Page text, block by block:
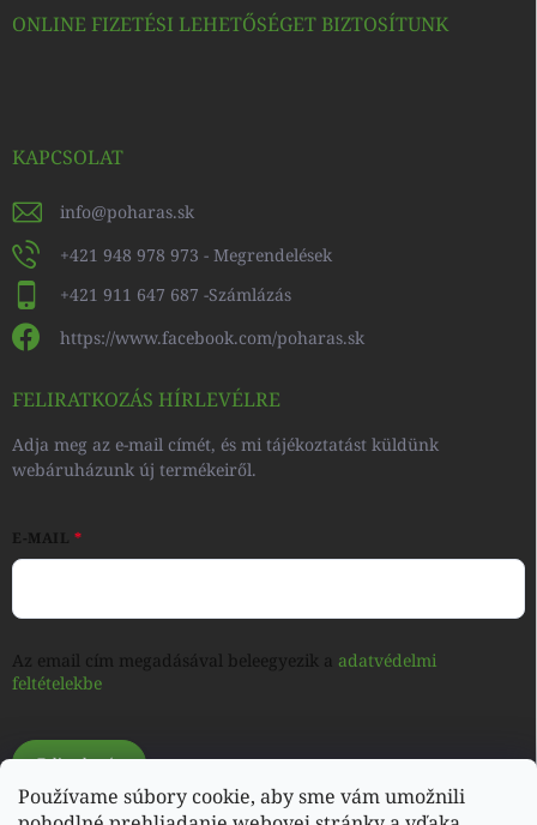
Používame súbory cookie, aby sme vám umožnili
ONLINE FIZETÉSI LEHETŐSÉGET BIZTOSÍTUNK
KAPCSOLAT
info@poharas.sk
+421 948 978 973 - Megrendelések
+421 911 647 687 -Számlázás
https://www.facebook.com/poharas.sk
FELIRATKOZÁS HÍRLEVÉLRE
Adja meg az e-mail címét, és mi tájékoztatást küldünk
webáruházunk új termékeiről.
E-MAIL
Az email cím megadásával beleegyezik a adatvédelmi
feltételekbe
Feliratkozás